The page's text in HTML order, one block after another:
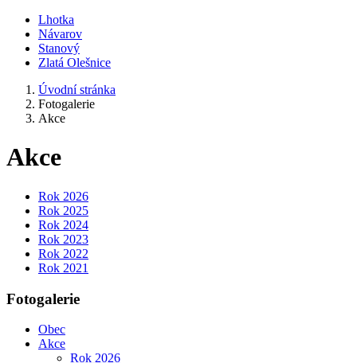
Lhotka
Návarov
Stanový
Zlatá Olešnice
Úvodní stránka
Fotogalerie
Akce
Akce
Rok 2026
Rok 2025
Rok 2024
Rok 2023
Rok 2022
Rok 2021
Fotogalerie
Obec
Akce
Rok 2026